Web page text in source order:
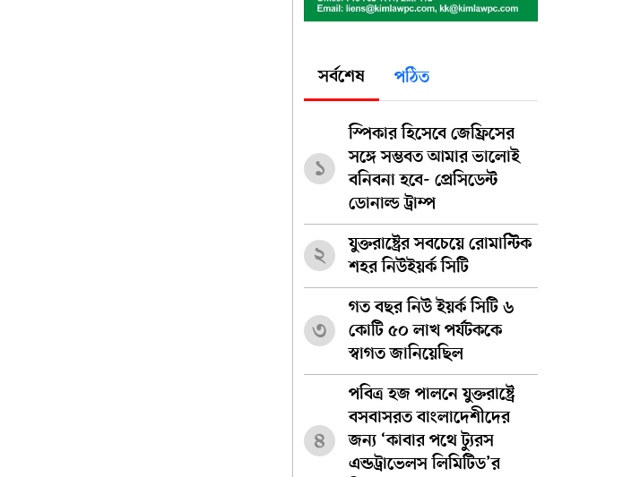
সর্বশেষ পঠিত
১
স্পিকার হিসেবে জেফ্রিসের
সঙ্গে সম্ভবত আমার ভালোই
বনিবনা হবে- প্রেসিডেন্ট
ডোনাল্ড ট্রাম্প
২
যুক্তরাষ্ট্রের সবচেয়ে রোমান্টিক
শহর নিউইয়র্ক সিটি
৩
গত বছর নিউ ইয়র্ক সিটি ৬
কোটি ৫০ লাখ পর্যটককে
স্বাগত জানিয়েছিল
৪
পবিত্র হজ পালনে যুক্তরাষ্ট্রে
বসবাসরত বাংলাদেশীদের
জন্য ‘কাবার পথে ট্যুরস
এন্ডট্রাভেলস লিমিটিড’র